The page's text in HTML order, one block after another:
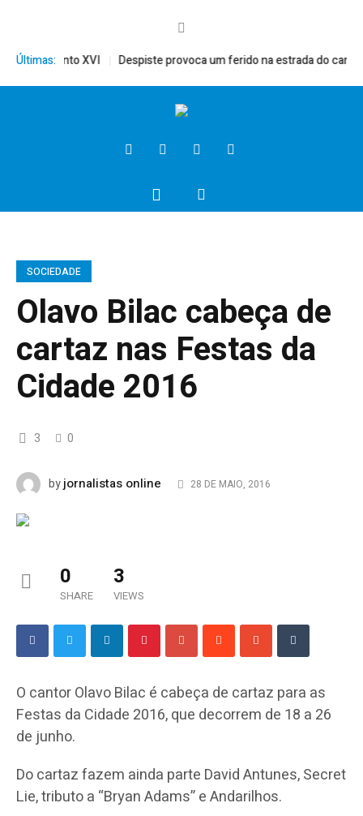
Últimas:
Bento XVI Despiste provoca um ferido na estrada do campo
SOCIEDADE
Olavo Bilac cabeça de
cartaz nas Festas da
Cidade 2016
3 0
byjornalistas online 28 DE MAIO, 2016
0
SHARE
3
VIEWS
O cantor Olavo Bilac é cabeça de cartaz para as
Festas da Cidade 2016, que decorrem de 18 a 26
de junho.
Do cartaz fazem ainda parte David Antunes, Secret
Lie, tributo a “Bryan Adams” e Andarilhos.